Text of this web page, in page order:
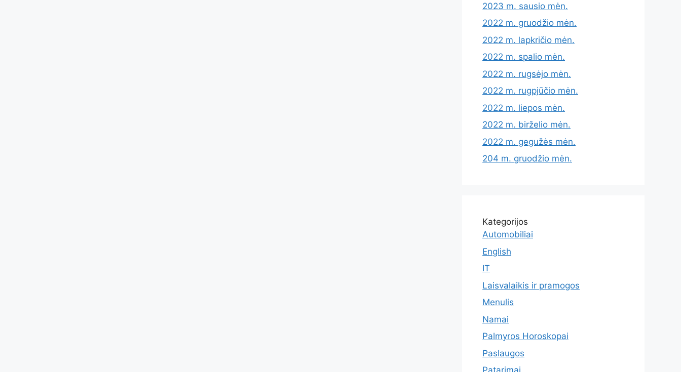
2023 m. sausio mėn.
2022 m. gruodžio mėn.
2022 m. lapkričio mėn.
2022 m. spalio mėn.
2022 m. rugsėjo mėn.
2022 m. rugpjūčio mėn.
2022 m. liepos mėn.
2022 m. birželio mėn.
2022 m. gegužės mėn.
204 m. gruodžio mėn.
Kategorijos
Automobiliai
English
IT
Laisvalaikis ir pramogos
Menulis
Namai
Palmyros Horoskopai
Paslaugos